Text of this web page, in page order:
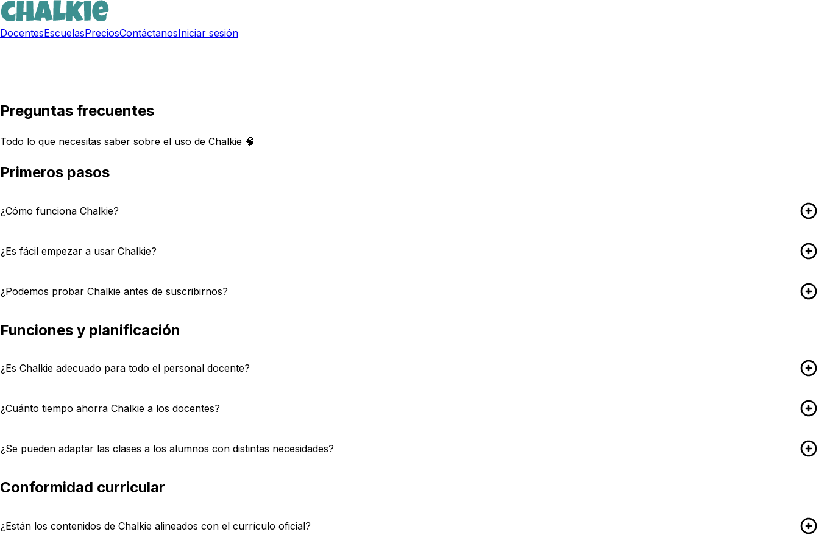
DocentesEscuelasPreciosContáctanosIniciar sesión
Preguntas frecuentes
Todo lo que necesitas saber sobre el uso de Chalkie 🧠
Primeros pasos
¿Cómo funciona Chalkie?
¿Es fácil empezar a usar Chalkie?
¿Podemos probar Chalkie antes de suscribirnos?
Funciones y planificación
¿Es Chalkie adecuado para todo el personal docente?
¿Cuánto tiempo ahorra Chalkie a los docentes?
¿Se pueden adaptar las clases a los alumnos con distintas necesidades?
Conformidad curricular
¿Están los contenidos de Chalkie alineados con el currículo oficial?